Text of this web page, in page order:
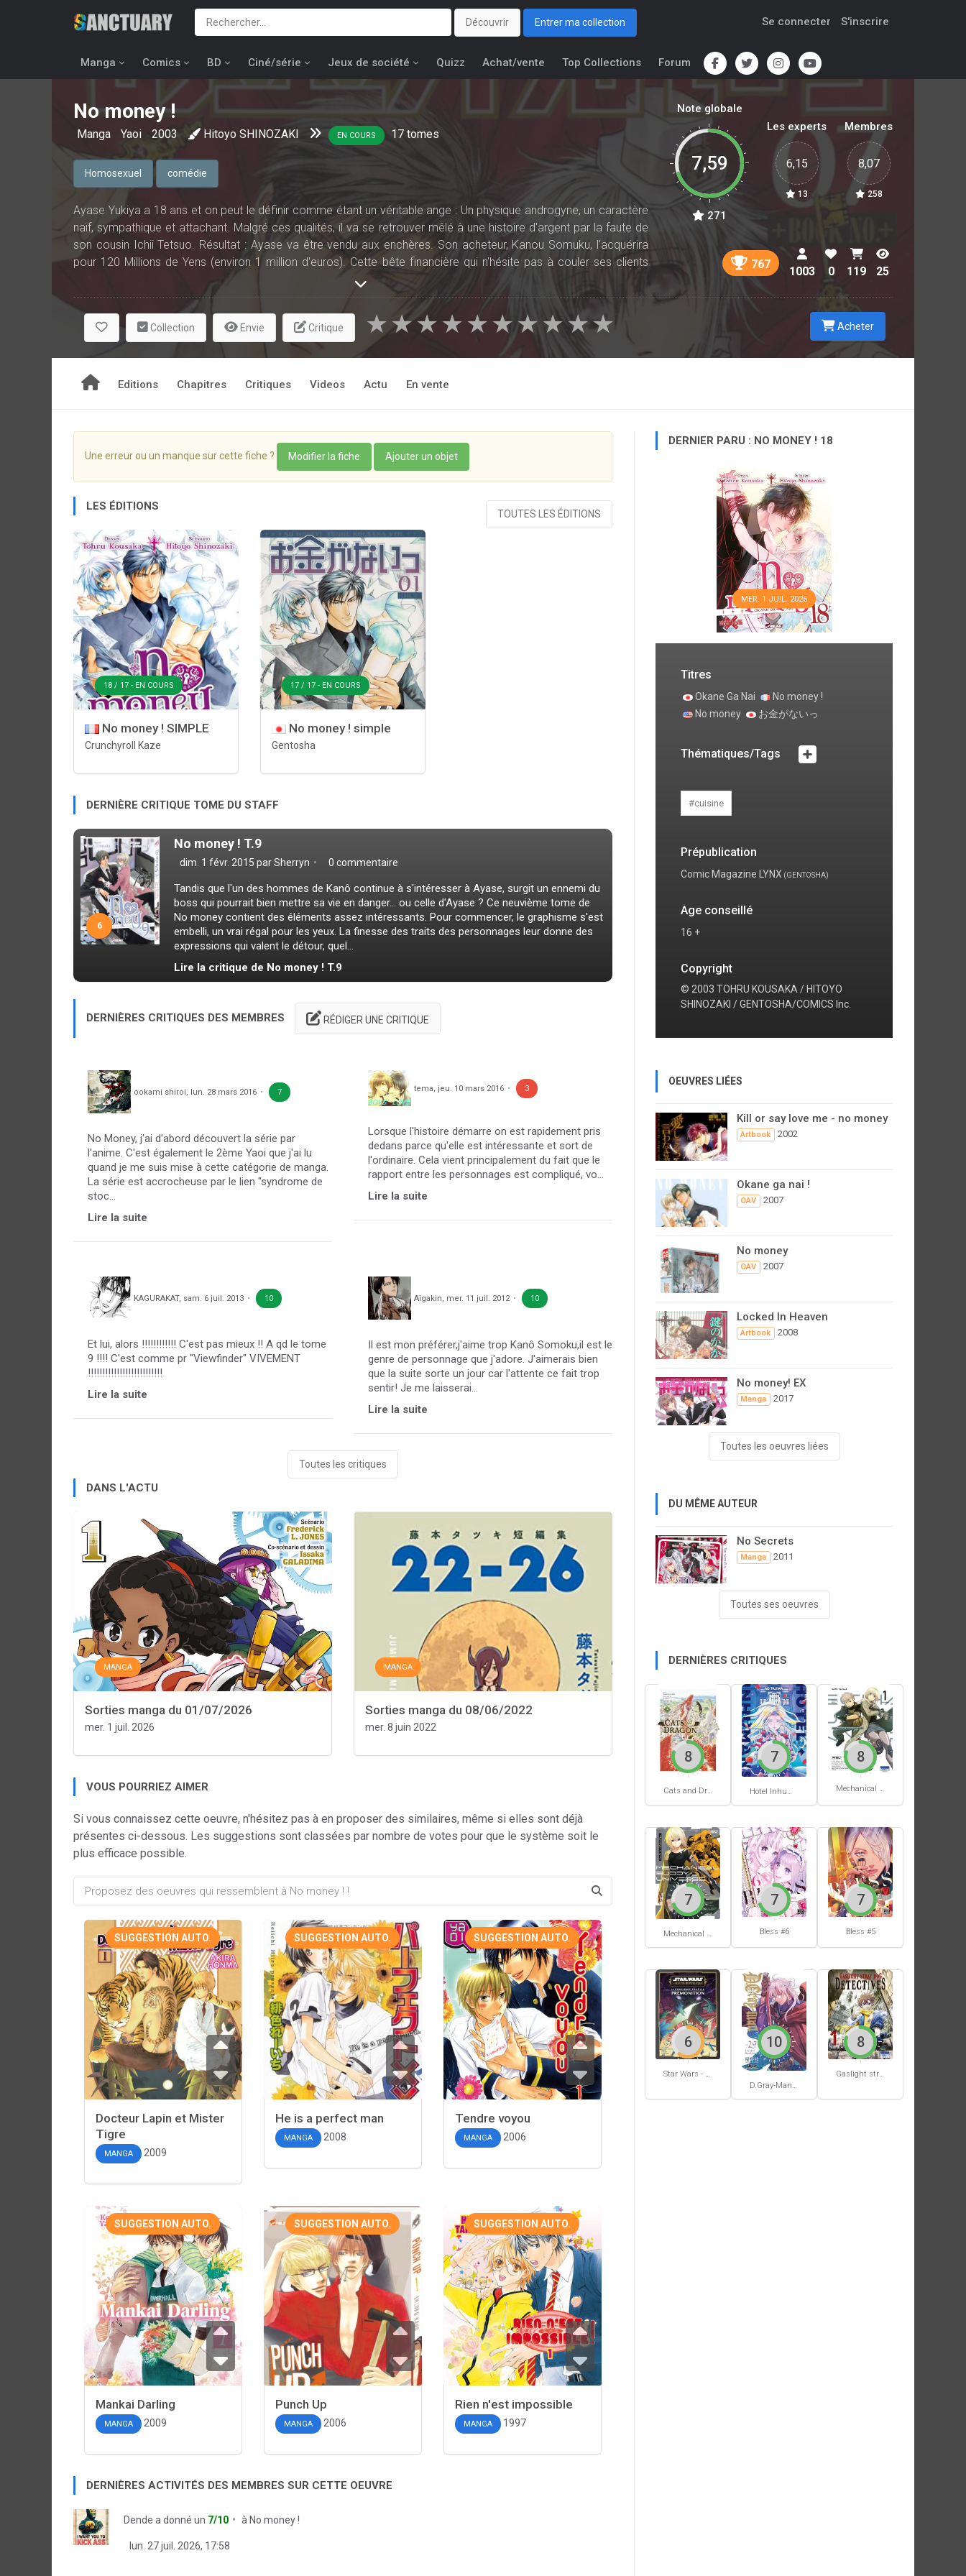
Découvrir Entrer ma collection Se connecter S'inscrire
Manga Comics BD Ciné/série Jeux de société Quizz Achat/vente Top Collections Forum
No money !
Manga Yaoi 2003 Hitoyo SHINOZAKI EN COURS 17 tomes
Homosexuel comédie
Ayase Yukiya a 18 ans et on peut le définir comme étant un véritable ange : Un physique androgyne, un caractère
naïf, sympathique et attachant. Malgré ces qualités, il va se retrouver mêlé à une histoire d'argent par la faute de
son cousin Ichii Tetsuo. Résultat : Ayase va être vendu aux enchères. Son acheteur, Kanou Somuku, l'acquérira
pour 120 Millions de Yens (environ 1 million d'euros). Cette bête financière qui n'hésite pas à couler ses clients
sous les dettes va devenir un tout autre homme au contact du jeune Ayase...
Note globale
7,59
271
Les experts
6,15
13
Membres
8,07
258
767
1003 0 119 25
Collection Envie Critique ★
★
★
★
★
★
★
★
★
★ Acheter
Editions Chapitres Critiques Videos Actu En vente
Une erreur ou un manque sur cette fiche ? Modifier la fiche Ajouter un objet
LES ÉDITIONS
TOUTES LES ÉDITIONS
18 / 17 - EN COURS
No money ! SIMPLE
Crunchyroll Kaze
17 / 17 - EN COURS
No money ! simple
Gentosha
DERNIÈRE CRITIQUE TOME DU STAFF
6
No money ! T.9
dim. 1 févr. 2015 parSherryn 0 commentaire
Tandis que l'un des hommes de Kanô continue à s'intéresser à Ayase, surgit un ennemi du
boss qui pourrait bien mettre sa vie en danger... ou celle d'Ayase ? Ce neuvième tome de
No money contient des éléments assez intéressants. Pour commencer, le graphisme s'est
embelli, un vrai régal pour les yeux. La finesse des traits des personnages leur donne des
expressions qui valent le détour, quel...
Lire la critique de No money ! T.9
DERNIÈRES CRITIQUES DES MEMBRES RÉDIGER UNE CRITIQUE
ookami shiroi, lun. 28 mars 2016 7
No Money, j'ai d'abord découvert la série par
l'anime. C'est également le 2ème Yaoi que j'ai lu
quand je me suis mise à cette catégorie de manga.
La série est accrocheuse par le lien "syndrome de
stoc...
Lire la suite
tema, jeu. 10 mars 2016 3
Lorsque l'histoire démarre on est rapidement pris
dedans parce qu'elle est intéressante et sort de
l'ordinaire. Cela vient principalement du fait que le
rapport entre les personnages est compliqué, vo...
Lire la suite
KAGURAKAT, sam. 6 juil. 2013 10
Et lui, alors !!!!!!!!!!!! C'est pas mieux !! A qd le tome
9 !!!! C'est comme pr "Viewfinder" VIVEMENT
!!!!!!!!!!!!!!!!!!!!!!!!!!
Lire la suite
Aïgakin, mer. 11 juil. 2012 10
Il est mon préférer,j'aime trop Kanô Somoku,il est le
genre de personnage que j'adore. J'aimerais bien
que la suite sorte un jour car l'attente ce fait trop
sentir! Je me laisserai...
Lire la suite
Toutes les critiques
DANS L'ACTU
MANGA
Sorties manga du 01/07/2026
mer. 1 juil. 2026
MANGA
Sorties manga du 08/06/2022
mer. 8 juin 2022
VOUS POURRIEZ AIMER
Si vous connaissez cette oeuvre, n'hésitez pas à en proposer des similaires, même si elles sont déjà
présentes ci-dessous. Les suggestions sont classées par nombre de votes pour que le système soit le
plus efficace possible.
SUGGESTION AUTO.
Docteur Lapin et Mister
Tigre
MANGA 2009
SUGGESTION AUTO.
He is a perfect man
MANGA 2008
SUGGESTION AUTO.
Tendre voyou
MANGA 2006
SUGGESTION AUTO.
Mankai Darling
MANGA 2009
SUGGESTION AUTO.
Punch Up
MANGA 2006
SUGGESTION AUTO.
Rien n'est impossible
MANGA 1997
DERNIÈRES ACTIVITÉS DES MEMBRES SUR CETTE OEUVRE
Dende a donné un 7/10 à No money !
lun. 27 juil. 2026, 17:58
DERNIER PARU : NO MONEY ! 18
MER. 1 JUIL. 2026
Titres
Okane Ga Nai
No money !
No money
お金がないっ
Thématiques/Tags
#cuisine
Prépublication
Comic Magazine LYNX (GENTOSHA)
Age conseillé
16 +
Copyright
© 2003 TOHRU KOUSAKA / HITOYO
SHINOZAKI / GENTOSHA/COMICS Inc.
OEUVRES LIÉES
Kill or say love me - no money
Artbook 2002
Okane ga nai !
OAV 2007
No money
OAV 2007
Locked In Heaven
Artbook 2008
No money! EX
Manga 2017
Toutes les oeuvres liées
DU MÊME AUTEUR
No Secrets
Manga 2011
Toutes ses oeuvres
DERNIÈRES CRITIQUES
8
Hotel Inhumans #1
7
Mechanical Buddy Universe #1
8
Mechanical Buddy Universe #0
7
Bless #6
7
Bless #5
7
Star Wars - La Haute République - Un équilibre fragile
6
D.Gray-Man #29
10
Gaslight stray dog detectives #1
8